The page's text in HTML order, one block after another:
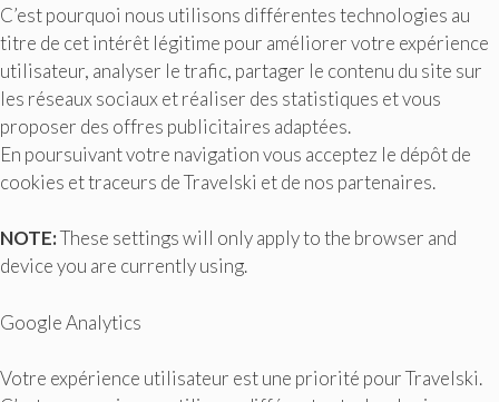
C’est pourquoi nous utilisons différentes technologies au
titre de cet intérêt légitime pour améliorer votre expérience
utilisateur, analyser le trafic, partager le contenu du site sur
les réseaux sociaux et réaliser des statistiques et vous
proposer des offres publicitaires adaptées.
En poursuivant votre navigation vous acceptez le dépôt de
cookies et traceurs de Travelski et de nos partenaires.
NOTE:These settings will only apply to the browser and
device you are currently using.
Google Analytics
Votre expérience utilisateur est une priorité pour Travelski.